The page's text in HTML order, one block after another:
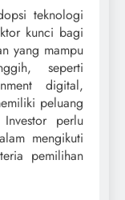
teknologi
kunci bagi
yang mampu
seperti
digital,
peluang
perlu
mengikuti
pemilihan